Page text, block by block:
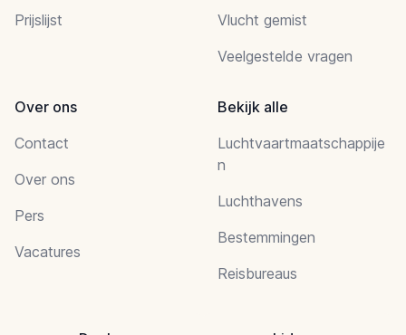
Prijslijst
Vlucht gemist
Veelgestelde vragen
Over ons
Contact
Over ons
Pers
Vacatures
Bekijk alle
Luchtvaartmaatschappije
n
Luchthavens
Bestemmingen
Reisbureaus